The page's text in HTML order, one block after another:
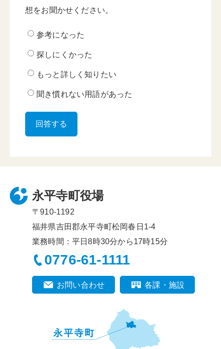
想をお聞かせください。
参考になった
探しにくかった
もっと詳しく知りたい
聞き慣れない用語があった
永平寺町役場
〒910-1192
福井県吉田郡永平寺町松岡春日1-4
業務時間：平日8時30分から17時15分
0776-61-1111
お問い合わせ 各課・施設